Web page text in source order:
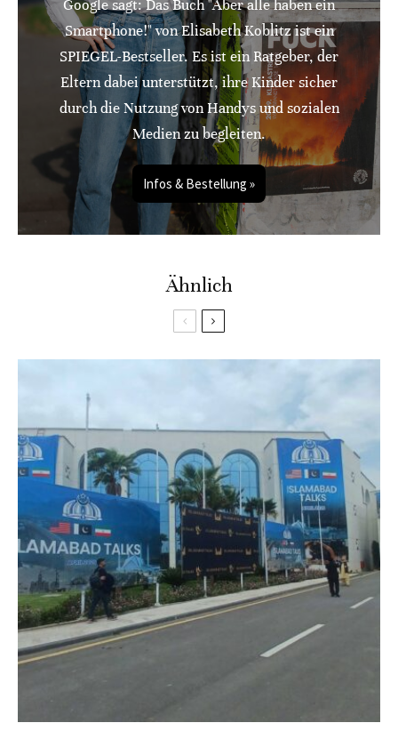
Google sagt: Das Buch "Aber alle haben ein
Smartphone!" von Elisabeth Koblitz ist ein
SPIEGEL-Bestseller. Es ist ein Ratgeber, der
Eltern dabei unterstützt, ihre Kinder sicher
durch die Nutzung von Handys und sozialen
Medien zu begleiten.
Infos & Bestellung »
Ähnlich